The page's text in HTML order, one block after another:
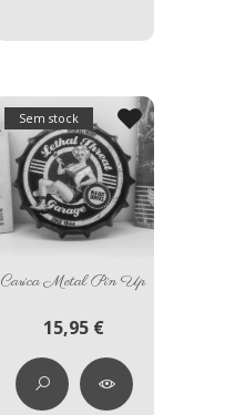
Sem stock
Carica Metal Pin Up
15,95 €